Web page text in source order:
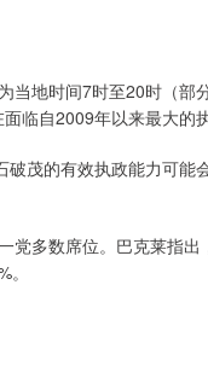
地时间7时至20时（部
临自2009年以来最大的
茂的有效执政能力可能
多数席位。巴克莱指出